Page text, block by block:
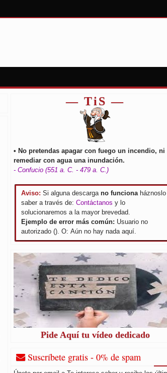
— TiS —
• No pretendas apagar con fuego un incendio, ni
remediar con agua una inundación.
- Confucio (551 a. C. - 479 a. C.)
Aviso: Si alguna descarga no funcionaháznoslo
saber a través de: Contáctanos y lo
solucionaremos a la mayor brevedad.
Ejemplo de error más común: Usuario no
autorizado (). O: Aún no hay nada aquí.
Pide Aquí tu vídeo dedicado
Suscríbete gratis - 0% de spam